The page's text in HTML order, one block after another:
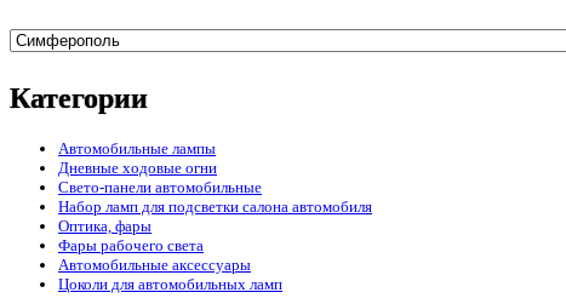
Категории
Автомобильные лампы
Дневные ходовые огни
Свето-панели автомобильные
Набор ламп для подсветки салона автомобиля
Оптика, фары
Фары рабочего света
Автомобильные аксессуары
Цоколи для автомобильных ламп